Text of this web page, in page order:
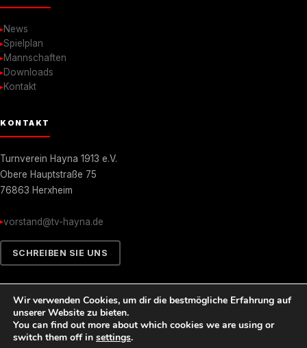
News
Spielplan
Mannschaften
Downloads
Kontakt
KONTAKT
Turnverein Hayna 1913 e.V.
Obere Hauptstraße 75
76863 Herxheim
vorstand@tv-hayna.de
SCHREIBEN SIE UNS
© 2026 Turnverein Hayna 1913 e.V. Alle Rechte vorbehalten.
ImpressumDatenschutz
Wir verwenden Cookies, um dir die bestmögliche Erfahrung auf
unserer Website zu bieten.
You can find out more about which cookies we are using or
switch them off in settings.